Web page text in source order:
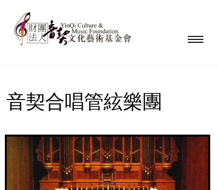
音契合唱管絃樂團